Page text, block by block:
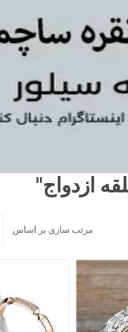
ازدواج"
مرتب سازی بر اساس